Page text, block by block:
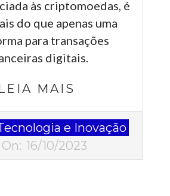
às criptomoedas, é
do que apenas uma
para transações
digitais.
MAIS
e Inovação
On: 16/10/2023